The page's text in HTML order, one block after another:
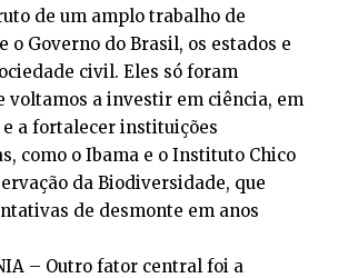
de um amplo trabalho de
o Governo do Brasil, os estados e
civil. Eles só foram
voltamos a investir em ciência, em
a fortalecer instituições
como o Ibama e o Instituto Chico
da Biodiversidade, que
de desmonte em anos
– Outro fator central foi a